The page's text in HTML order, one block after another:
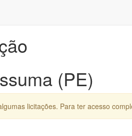
(PE)
licitações. Para ter acesso